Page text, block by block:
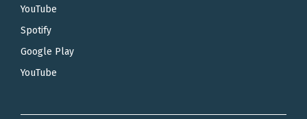
YouTube
Spotify
Google Play
YouTube